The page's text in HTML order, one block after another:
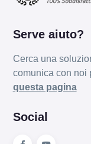
Serve aiuto?
Cerca una
comunica con noi
questa pagina
Social